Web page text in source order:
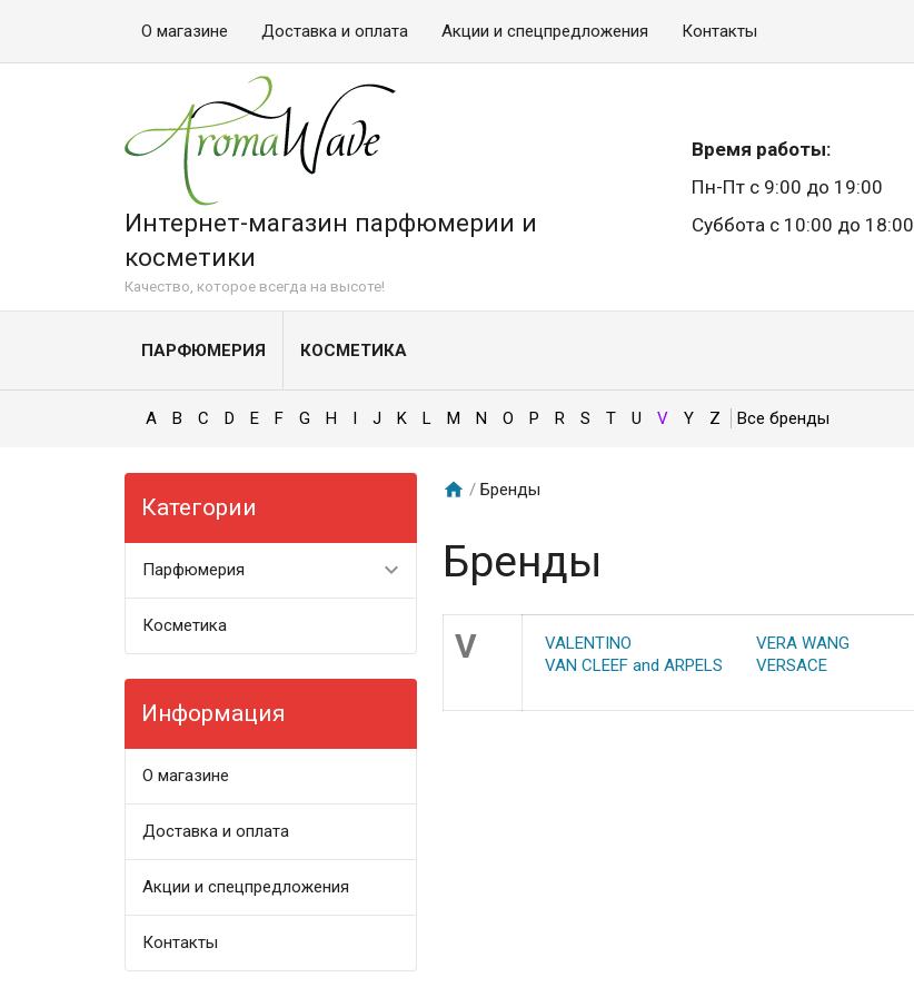
О магазине Доставка и оплата Акции и спецпредложения Контакты
Интернет-магазин парфюмерии и
косметики
Качество, которое всегда на высоте!
Время работы:
Пн-Пт с 9:00 до 19:00
Суббота с 10:00 до 18:00
ПАРФЮМЕРИЯ КОСМЕТИКА
A B C D E F G H I J K L M N O P R S T U V Y Z
Категории
Парфюмерия
Косметика
Информация
О магазине
Доставка и оплата
Акции и спецпредложения
Контакты
/Бренды
Бренды
V
VALENTINO
VAN CLEEF and ARPELS
VERA WANG
VERSACE